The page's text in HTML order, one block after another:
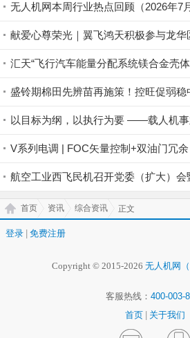
无人机网本周行业热点回顾（2026年7
献爱心尊荣光｜翼飞鸿天积极参与龙
盛铃期棉田先辨苗再施策！控旺促弱
首页 资讯 综合资讯 正文
登录 免费注册
Copyright © 2015-2026 无人机网
客服热线： 400-003-
首页
关于我们